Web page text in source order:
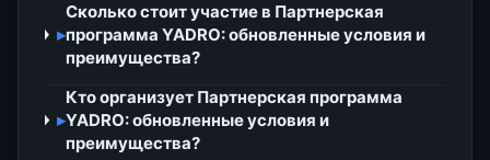
▸
Сколько стоит участие в Партнерская
программа YADRO: обновленные условия и
преимущества?
▸
Кто организует Партнерская программа
YADRO: обновленные условия и
преимущества?